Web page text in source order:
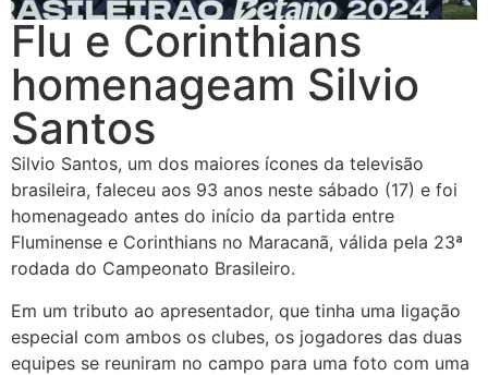
Flu e Corinthians
homenageam Silvio
Santos
Silvio Santos, um dos maiores ícones da televisão
brasileira, faleceu aos 93 anos neste sábado (17) e foi
homenageado antes do início da partida entre
Fluminense e Corinthians no Maracanã, válida pela 23ª
rodada do Campeonato Brasileiro.
Em um tributo ao apresentador, que tinha uma ligação
especial com ambos os clubes, os jogadores das duas
equipes se reuniram no campo para uma foto com uma